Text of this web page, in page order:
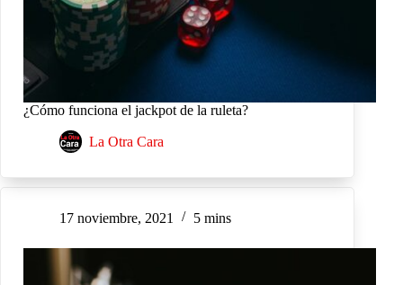
¿Cómo funciona el jackpot de la ruleta?
La Otra Cara
17 noviembre, 2021 5 mins